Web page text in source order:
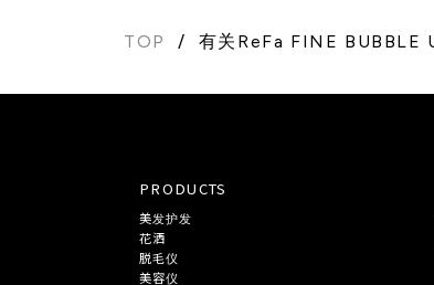
TOP 有关ReFa FINE BUBBLE
PRODUCTS
美发护发
花洒
脱毛仪
美容仪